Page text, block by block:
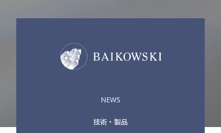
NEWS
技術・製品